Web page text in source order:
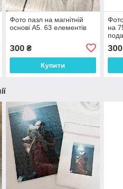
Фото пазл на магнітній
основі А5. 63 елементів
300₴
Купити
на
300